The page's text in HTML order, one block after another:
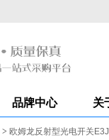
品牌中心 关
> 欧姆龙反射型光电开关